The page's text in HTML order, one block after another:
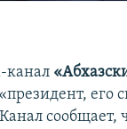
канал
его